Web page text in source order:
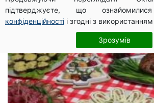
підтверджуєте, що
конфіденційності і згодні з
Зрозумів
мясо